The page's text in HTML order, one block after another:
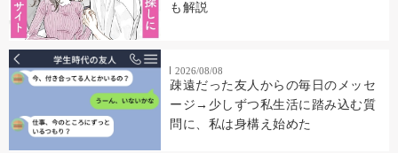
も解説
2026/08/08
疎遠だった友人からの毎日のメッセ
ージ→少しずつ私生活に踏み込む質
問に、私は身構え始めた